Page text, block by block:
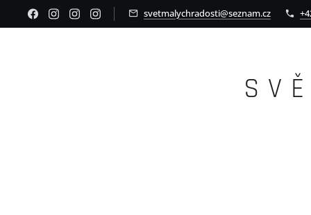
svetmalychradosti@seznam.cz
S V